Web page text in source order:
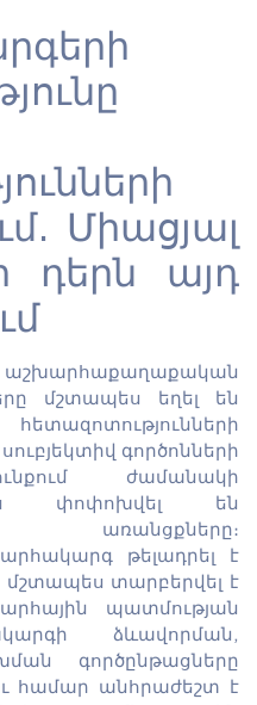
Միացյալ
դերն այդ
մշտապես եղել են
գործոնների
ժամանակի
փոփոխվել են
առանցքները։
թելադրել է
տարբերվել է
պատմության
ձևավորման,
գործընթացները
համար անհրաժեշտ է